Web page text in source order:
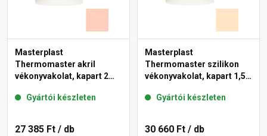
Masterplast
Thermomaster akril
vékonyvakolat, kapart 2
Gyártói készleten
27 385 Ft / db
Masterplast
Thermomaster szilikon
vékonyvakolat, kapart 1,5
Gyártói készleten
30 660 Ft / db